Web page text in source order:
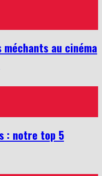
au cinéma
: notre top 5